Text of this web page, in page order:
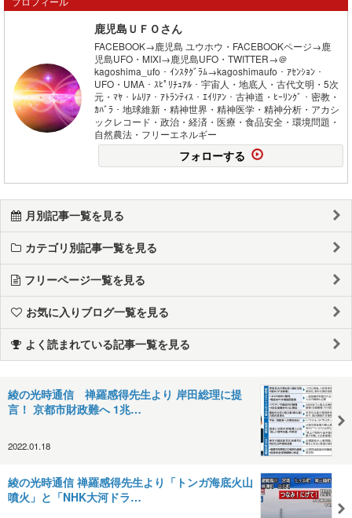
鹿児島ＵＦＯさん
FACEBOOK→鹿児島 ユウホウ・FACEBOOKページ→鹿
児島UFO・MIXI→鹿児島UFO・TWITTER→＠
kagoshima_ufo・ｲﾝｽﾀｸﾞﾗﾑ→kagoshimaufo・ｱｾﾝｼｮﾝ・
UFO・UMA・ｽﾋﾟﾘﾁｭｱﾙ・宇宙人・地底人・古代文明・5次
元・ﾏﾔ・ﾚﾑﾘｱ・ｱﾄﾗﾝﾃｨｽ・ｴｲﾘｱﾝ・古神道・ﾋｰﾘﾝｸﾞ・密教・
ｶﾊﾞﾗ・地球維新・精神世界・精神医学・精神分析・アカシ
ックレコード・政治・経済・医療・食品安全・環境問題・
自然農法・フリーエネルギー
フォローする
月別記事一覧を見る
カテゴリ別記事一覧を見る
フリーページ一覧を見る
お気に入りブログ一覧を見る
よく読まれている記事一覧を見る
綾の光時通信 禅羅感得先生より 岸田総理に提
言！ 京都市財政難へ 1兆…
2022.01.18
綾の光時通信 禅羅感得先生より「トンガ海底火山
噴火」と「NHK大河ドラ…